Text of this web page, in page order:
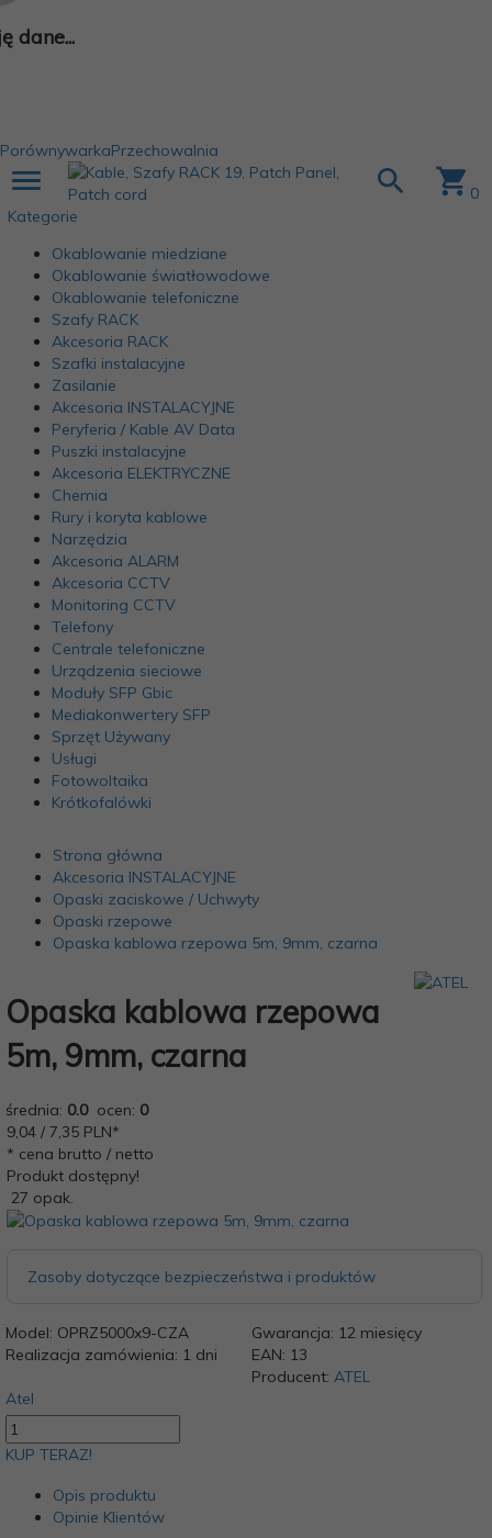
dane...
PorównywarkaPrzechowalnia
0
Kategorie
Okablowanie miedziane
Okablowanie światłowodowe
Okablowanie telefoniczne
Szafy RACK
Akcesoria RACK
Szafki instalacyjne
Zasilanie
Akcesoria INSTALACYJNE
Peryferia / Kable AV Data
Puszki instalacyjne
Akcesoria ELEKTRYCZNE
Chemia
Rury i koryta kablowe
Narzędzia
Akcesoria ALARM
Akcesoria CCTV
Monitoring CCTV
Telefony
Centrale telefoniczne
Urządzenia sieciowe
Moduły SFP Gbic
Mediakonwertery SFP
Sprzęt Używany
Usługi
Fotowoltaika
Krótkofalówki
Strona główna
Akcesoria INSTALACYJNE
Opaski zaciskowe / Uchwyty
Opaski rzepowe
Opaska kablowa rzepowa 5m, 9mm, czarna
Opaska kablowa rzepowa
5m, 9mm, czarna
średnia: 0.0ocen: 0
9,04 / 7,35 PLN*
* cena brutto / netto
Produkt dostępny!
27 opak.
Zasoby dotyczące bezpieczeństwa i produktów
Model: OPRZ5000x9-CZA Gwarancja: 12 miesięcy
Realizacja zamówienia: 1 dni EAN: 13
Producent: ATEL
Atel
KUP TERAZ!
Opis produktu
Opinie Klientów